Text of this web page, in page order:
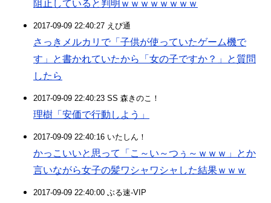
阻止していると判明ｗｗｗｗｗｗｗｗ
2017-09-09 22:40:27 えび通
さっきメルカリで「子供が使っていたゲーム機で
す」と書かれていたから「女の子ですか？」と質問
したら
2017-09-09 22:40:23 SS 森きのこ！
理樹「安価で行動しよう」
2017-09-09 22:40:16 いたしん！
かっこいいと思って「こ～い～つぅ～ｗｗｗ」とか
言いながら女子の髪ワシャワシャした結果ｗｗｗ
2017-09-09 22:40:00 ぶる速-VIP